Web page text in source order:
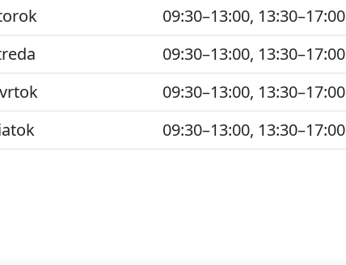
09:30–13:00, 13:30–17:00
09:30–13:00, 13:30–17:00
09:30–13:00, 13:30–17:00
09:30–13:00, 13:30–17:00